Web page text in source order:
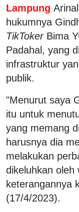
Lampung
hukumnya
TikTokerBima
Padahal, yang
infrastruktur
publik.
"Menurut saya
itu untuk
yang memang
harusnya dia
melakukan
dikeluhkan oleh
keterangannya
(17/4/2023).